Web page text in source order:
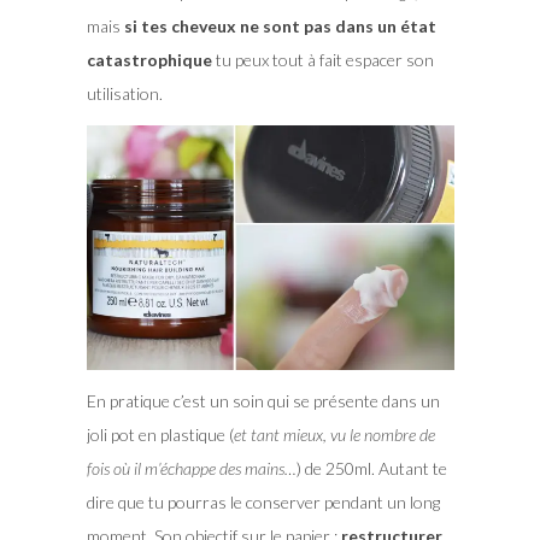
mais si tes cheveux ne sont pas dans un état
catastrophiquetu peux tout à fait espacer son
utilisation.
En pratique c’est un soin qui se présente dans un
joli pot en plastique (et tant mieux, vu le nombre de
fois où il m’échappe des mains…) de 250ml. Autant te
dire que tu pourras le conserver pendant un long
moment. Son objectif sur le papier :restructurer